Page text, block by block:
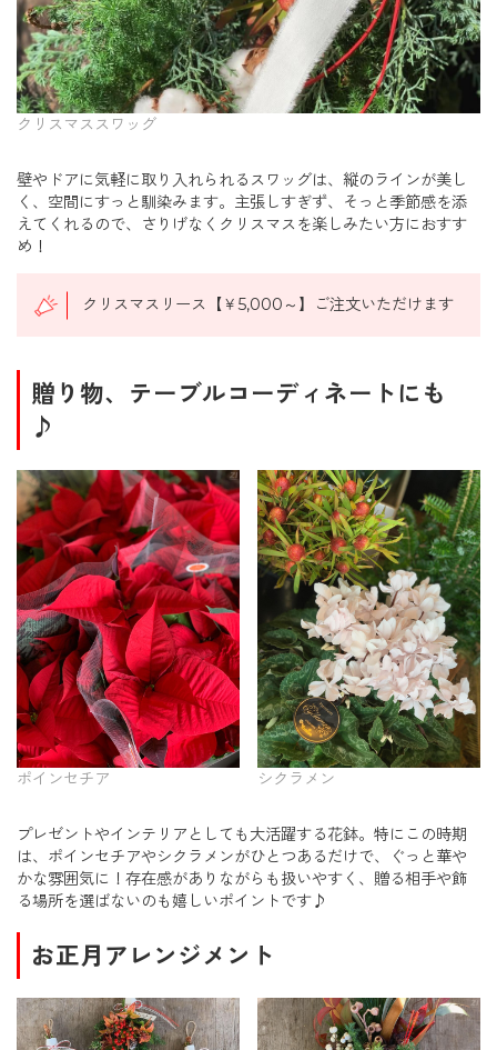
クリスマススワッグ
壁やドアに気軽に取り入れられるスワッグは、縦のラインが美し
く、空間にすっと馴染みます。主張しすぎず、そっと季節感を添
えてくれるので、さりげなくクリスマスを楽しみたい方におすす
め！
クリスマスリース【￥5,000～】ご注文いただけます
贈り物、テーブルコーディネートにも
♪
ポインセチア シクラメン
プレゼントやインテリアとしても大活躍する花鉢。特にこの時期
は、ポインセチアやシクラメンがひとつあるだけで、ぐっと華や
かな雰囲気に！存在感がありながらも扱いやすく、贈る相手や飾
る場所を選ばないのも嬉しいポイントです♪
お正月アレンジメント